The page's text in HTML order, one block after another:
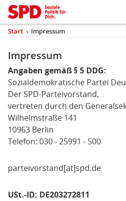
Kopfbereich
Sprungmarken-
Navigation
Zum
Hauptnavigation
Sie
hier
Start › Impressum
Inhaltsbereich
Impressum
Impressum
Angaben gemäß § 5 DDG:
Sozialdemokratische Partei
Der SPD-Parteivorstand,
vertreten durch den
Wilhelmstraße 141
10963 Berlin
Telefon: 030 - 25991 - 500
parteivorstand[at]spd.de
USt.-ID: DE203272811